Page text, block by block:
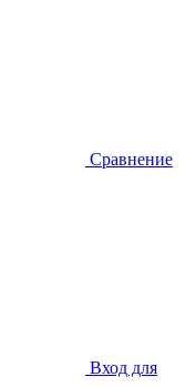
Сравнение
Вход для